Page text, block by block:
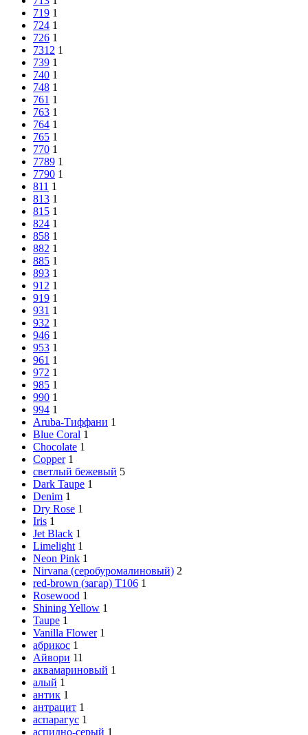
719 1
724 1
726 1
7312 1
739 1
740 1
748 1
761 1
763 1
764 1
765 1
770 1
7789 1
7790 1
811 1
813 1
815 1
824 1
858 1
882 1
885 1
893 1
912 1
919 1
931 1
932 1
946 1
953 1
961 1
972 1
985 1
990 1
994 1
Aruba-Тиффани 1
Blue Coral 1
Chocolate 1
Copper 1
cветлый бежевый 5
Dark Taupe 1
Denim 1
Dry Rose 1
Iris 1
Jet Black 1
Limelight 1
Neon Pink 1
Nirvana (серобуромалиновый) 2
red-brown (загар) Т106 1
Rosewood 1
Shining Yellow 1
Taupe 1
Vanilla Flower 1
абрикос 1
Айвори 11
аквамариновый 1
алый 1
антик 1
антрацит 1
аспарагус 1
аспидно-серый 1